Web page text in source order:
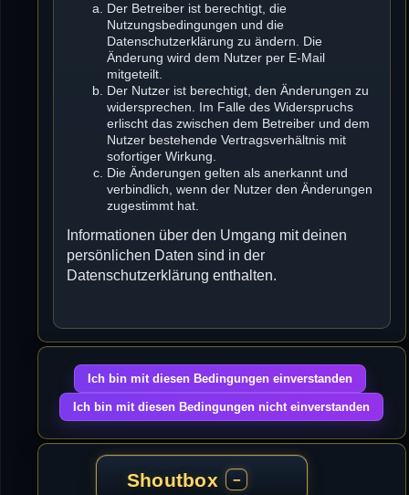
Der Betreiber ist berechtigt, die
Nutzungsbedingungen und die
Datenschutzerklärung zu ändern. Die
Änderung wird dem Nutzer per E-Mail
mitgeteilt.
Der Nutzer ist berechtigt, den Änderungen zu
widersprechen. Im Falle des Widerspruchs
erlischt das zwischen dem Betreiber und dem
Nutzer bestehende Vertragsverhältnis mit
sofortiger Wirkung.
Die Änderungen gelten als anerkannt und
verbindlich, wenn der Nutzer den Änderungen
zugestimmt hat.
Informationen über den Umgang mit deinen
persönlichen Daten sind in der
Datenschutzerklärung enthalten.
Shoutbox −